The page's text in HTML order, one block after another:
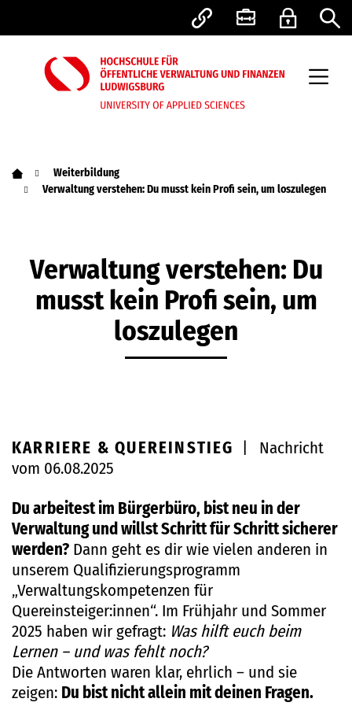
Weiterbildung
Verwaltung verstehen: Du musst kein Profi sein, um loszulegen
Verwaltung verstehen: Du
musst kein Profi sein, um
loszulegen
KARRIERE & QUEREINSTIEG
Nachricht
vom 06.08.2025
Du arbeitest im Bürgerbüro, bist neu in der
Verwaltung und willst Schritt für Schritt sicherer
werden? Dann geht es dir wie vielen anderen in
unserem Qualifizierungsprogramm
„Verwaltungskompetenzen für
Quereinsteiger:innen“. Im Frühjahr und Sommer
2025 haben wir gefragt: Was hilft euch beim
Lernen – und was fehlt noch?
Die Antworten waren klar, ehrlich – und sie
zeigen: Du bist nicht allein mit deinen Fragen.